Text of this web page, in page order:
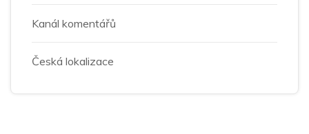
Kanál komentářů
Česká lokalizace